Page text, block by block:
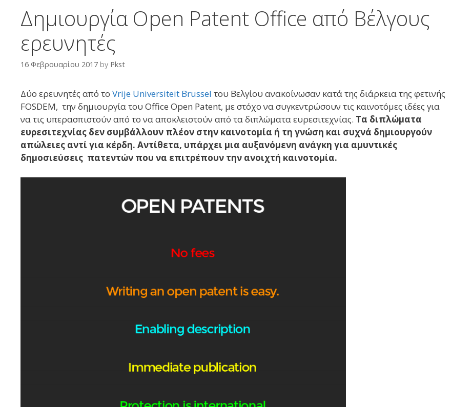
Δημιουργία Open Patent Office από Βέλγους
ερευνητές
16 Φεβρουαρίου 2017 by Pkst
Δύο ερευνητές από το Vrije Universiteit Brussel του Βελγίου ανακοίνωσαν κατά της διάρκεια της φετινής
FOSDEM, την δημιουργία του Office Open Patent, με στόχο να συγκεντρώσουν τις καινοτόμες ιδέες για
να τις υπερασπιστoύν από το να αποκλειστούν από τα διπλώματα ευρεσιτεχνίας. Τα διπλώματα
ευρεσιτεχνίας δεν συμβάλλουν πλέον στην καινοτομία ή τη γνώση και συχνά δημιουργούν
απώλειες αντί για κέρδη. Αντίθετα, υπάρχει μια αυξανόμενη ανάγκη για αμυντικές
δημοσιεύσεις πατεντών που να επιτρέπουν την ανοιχτή καινοτομία.